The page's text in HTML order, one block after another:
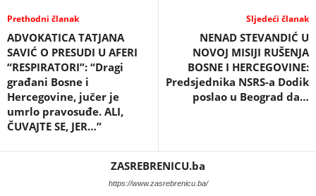
Prethodni članak
ADVOKATICA TATJANA
SAVIĆ O PRESUDI U AFERI
“RESPIRATORI”: “Dragi
građani Bosne i
Hercegovine, jučer je
umrlo pravosuđe. ALI,
ČUVAJTE SE, JER…”
Sljedeći članak
NENAD STEVANDIĆ U
NOVOJ MISIJI RUŠENJA
BOSNE I HERCEGOVINE:
Predsjednika NSRS-a Dodik
poslao u Beograd da…
ZASREBRENICU.ba
https://www.zasrebrenicu.ba/